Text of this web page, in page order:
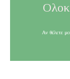
Αν θέλετε